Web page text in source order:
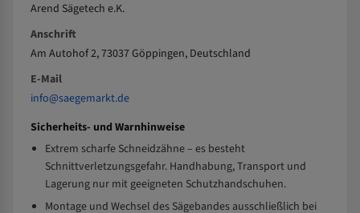
Arend Sägetech e.K.
Anschrift
Am Autohof 2, 73037 Göppingen, Deutschland
E-Mail
info@saegemarkt.de
Sicherheits- und Warnhinweise
Extrem scharfe Schneidzähne – es besteht
Schnittverletzungsgefahr. Handhabung, Transport und
Lagerung nur mit geeigneten Schutzhandschuhen.
Montage und Wechsel des Sägebandes ausschließlich bei